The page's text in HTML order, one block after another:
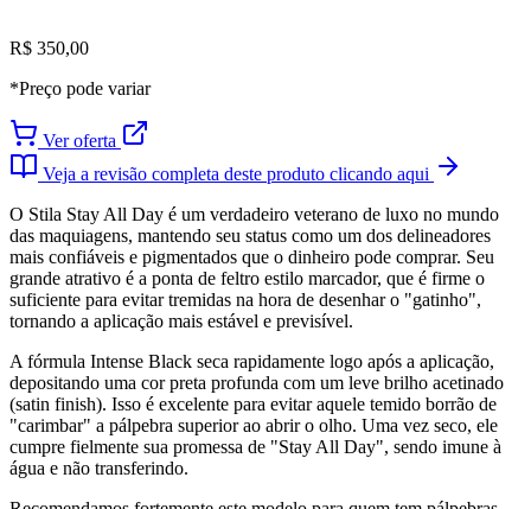
R$ 350,00
*Preço pode variar
Ver oferta
Veja a revisão completa deste produto clicando aqui
O Stila Stay All Day é um verdadeiro veterano de luxo no mundo
das maquiagens, mantendo seu status como um dos delineadores
mais confiáveis e pigmentados que o dinheiro pode comprar. Seu
grande atrativo é a ponta de feltro estilo marcador, que é firme o
suficiente para evitar tremidas na hora de desenhar o "gatinho",
tornando a aplicação mais estável e previsível.
A fórmula Intense Black seca rapidamente logo após a aplicação,
depositando uma cor preta profunda com um leve brilho acetinado
(satin finish). Isso é excelente para evitar aquele temido borrão de
"carimbar" a pálpebra superior ao abrir o olho. Uma vez seco, ele
cumpre fielmente sua promessa de "Stay All Day", sendo imune à
água e não transferindo.